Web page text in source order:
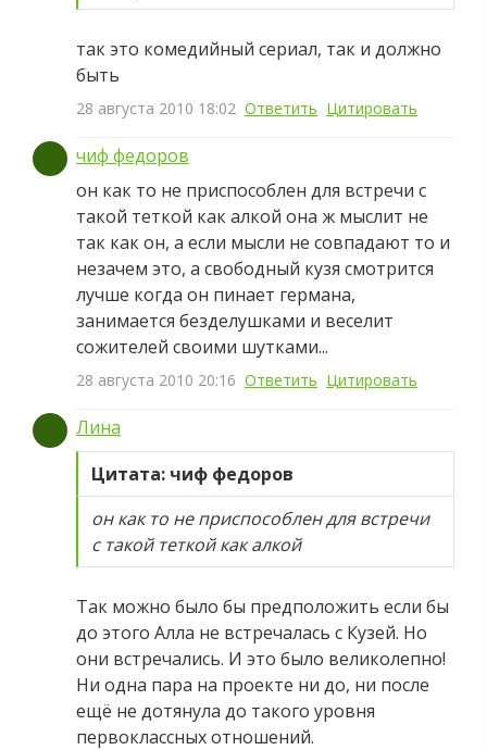
так это комедийный сериал, так и должно
быть
28 августа 2010 18:02 Ответить Цитировать
чиф федоров
он как то не приспособлен для встречи с
такой теткой как алкой она ж мыслит не
так как он, а если мысли не совпадают то и
незачем это, а свободный кузя смотрится
лучше когда он пинает германа,
занимается безделушками и веселит
сожителей своими шутками...
28 августа 2010 20:16 Ответить Цитировать
Лина
Цитата: чиф федоров
он как то не приспособлен для встречи
с такой теткой как алкой
Так можно было бы предположить если бы
до этого Алла не встречалась с Кузей. Но
они встречались. И это было великолепно!
Ни одна пара на проекте ни до, ни после
ещё не дотянула до такого уровня
первоклассных отношений.